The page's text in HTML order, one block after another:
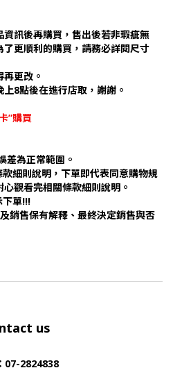
訊後再購買，售出後若非瑕疵無
更順利的購買，請務必詳閱尺寸
更改。
8點後在進行店取，謝謝。
”購買
差為正常範圍。
細則說明，下單即代表同意購物規
觀看完相關條款細則說明。
下單!!!
銷售保有解釋、最終決定銷售與否
us
07-2824838